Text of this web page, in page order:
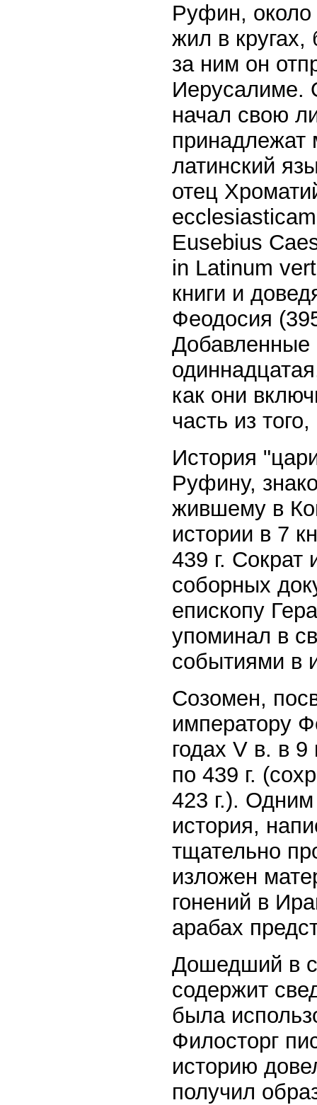
Руфин, около
жил в
за ним он
Иерусалиме.
начал свою
принадлежат
латинский
отец
Eusebius
in Latinum
книги и
Феодосия
Добавленные
как они
часть из
История
Руфину,
жившему в
истории в 7
439 г. Сократ
соборных
епископу
упоминал в
событиями в
Созомен,
императору
годах V в. в
по 439 г.
423 г.).
история,
тщательно
изложен
гонений в
арабах
Дошедший в
содержит
была
Филосторг
историю
получил